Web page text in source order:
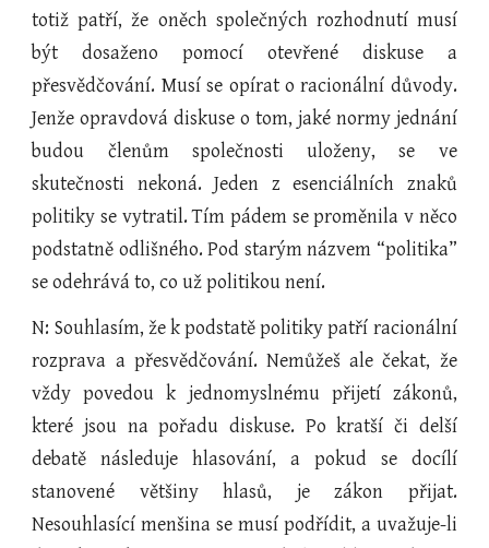
totiž patří, že oněch společných rozhodnutí musí
být dosaženo pomocí otevřené diskuse a
přesvědčování. Musí se opírat o racionální důvody.
Jenže opravdová diskuse o tom, jaké normy jednání
budou členům společnosti uloženy, se ve
skutečnosti nekoná. Jeden z esenciálních znaků
politiky se vytratil. Tím pádem se proměnila v něco
podstatně odlišného. Pod starým názvem “politika”
se odehrává to, co už politikou není.
N: Souhlasím, že k podstatě politiky patří racionální
rozprava a přesvědčování. Nemůžeš ale čekat, že
vždy povedou k jednomyslnému přijetí zákonů,
které jsou na pořadu diskuse. Po kratší či delší
debatě následuje hlasování, a pokud se docílí
stanovené většiny hlasů, je zákon přijat.
Nesouhlasící menšina se musí podřídit, a uvažuje-li